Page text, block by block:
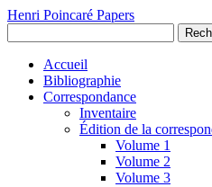
Henri Poincaré Papers
Accueil
Bibliographie
Correspondance
Inventaire
Édition de la
Volume 1
Volume 2
Volume 3